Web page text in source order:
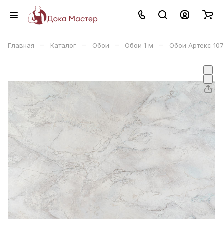
Главная – Каталог – Обои – Обои 1 м – Обои Артекс